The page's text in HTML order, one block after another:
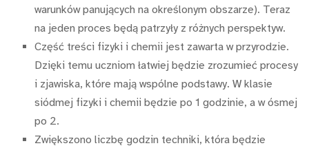
warunków panujących na określonym obszarze). Teraz
na jeden proces będą patrzyły z różnych perspektyw.
Część treści fizyki i chemii jest zawarta w przyrodzie.
Dzięki temu uczniom łatwiej będzie zrozumieć procesy
i zjawiska, które mają wspólne podstawy. W klasie
siódmej fizyki i chemii będzie po 1 godzinie, a w ósmej
po 2.
Zwiększono liczbę godzin techniki, która będzie